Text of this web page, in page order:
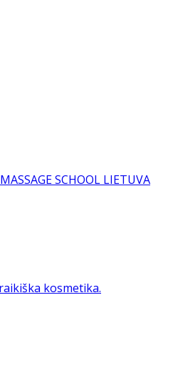
SCHOOL LIETUVA
kosmetika.